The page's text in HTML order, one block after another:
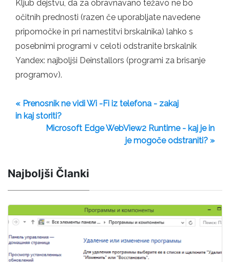
Kljub dejstvu, da za obravnavano težavo ne bo
očitnih prednosti (razen če uporabljate navedene
pripomočke in pri namestitvi brskalnika) lahko s
posebnimi programi v celoti odstranite brskalnik
Yandex: najboljši Deinstallors (programi za brisanje
programov).
« Prenosnik ne vidi Wi -Fi iz telefona - zakaj
in kaj storiti?
Microsoft Edge WebView2 Runtime - kaj je in
je mogoče odstraniti? »
Najboljši Članki